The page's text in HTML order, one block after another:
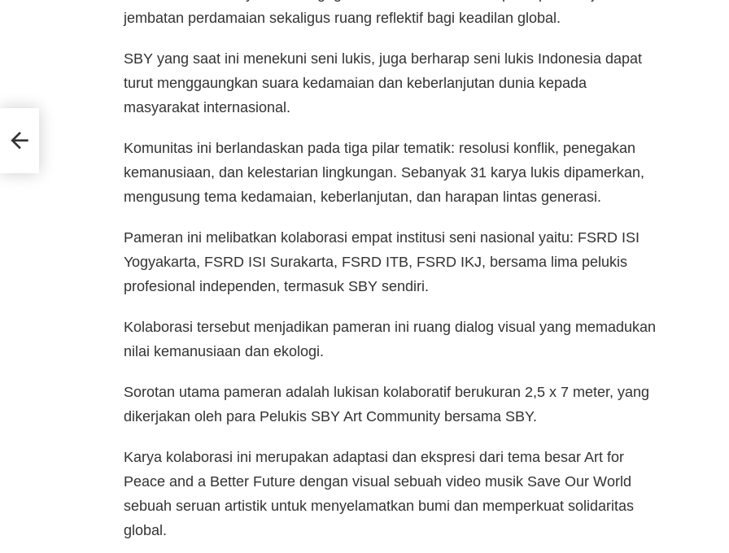
jembatan perdamaian sekaligus ruang reflektif bagi keadilan global.
SBY yang saat ini menekuni seni lukis, juga berharap seni lukis Indonesia dapat
turut menggaungkan suara kedamaian dan keberlanjutan dunia kepada
masyarakat internasional.
Komunitas ini berlandaskan pada tiga pilar tematik: resolusi konflik, penegakan
kemanusiaan, dan kelestarian lingkungan. Sebanyak 31 karya lukis dipamerkan,
mengusung tema kedamaian, keberlanjutan, dan harapan lintas generasi.
Pameran ini melibatkan kolaborasi empat institusi seni nasional yaitu: FSRD ISI
Yogyakarta, FSRD ISI Surakarta, FSRD ITB, FSRD IKJ, bersama lima pelukis
profesional independen, termasuk SBY sendiri.
Kolaborasi tersebut menjadikan pameran ini ruang dialog visual yang memadukan
nilai kemanusiaan dan ekologi.
Sorotan utama pameran adalah lukisan kolaboratif berukuran 2,5 x 7 meter, yang
dikerjakan oleh para Pelukis SBY Art Community bersama SBY.
Karya kolaborasi ini merupakan adaptasi dan ekspresi dari tema besar Art for
Peace and a Better Future dengan visual sebuah video musik Save Our World
sebuah seruan artistik untuk menyelamatkan bumi dan memperkuat solidaritas
global.